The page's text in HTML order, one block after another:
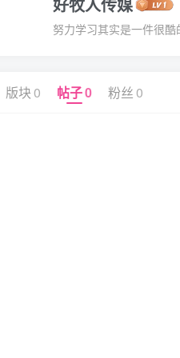
努力学习其实是一件很酷
版块 0 帖子0 粉丝 0